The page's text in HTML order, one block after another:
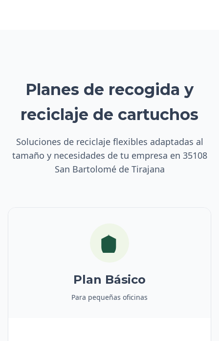
Planes de recogida y
reciclaje de cartuchos
Soluciones de reciclaje flexibles adaptadas al
tamaño y necesidades de tu empresa en 35108
San Bartolomé de Tirajana
Plan Básico
Para pequeñas oficinas